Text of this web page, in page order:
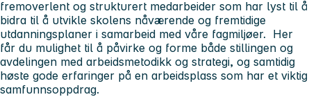
fremoverlent og strukturert medarbeider som har lyst til å
bidra til å utvikle skolens nåværende og fremtidige
utdanningsplaner i samarbeid med våre fagmiljøer. Her
får du mulighet til å påvirke og forme både stillingen og
avdelingen med arbeidsmetodikk og strategi, og samtidig
høste gode erfaringer på en arbeidsplass som har et viktig
samfunnsoppdrag.